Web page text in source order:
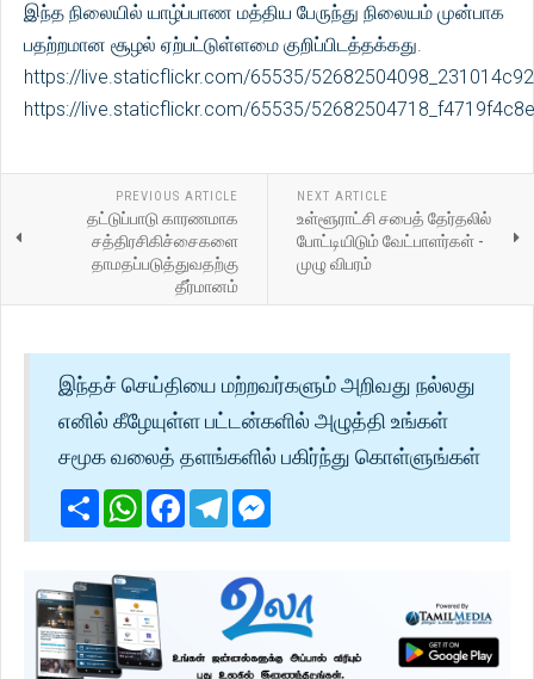
இந்த நிலையில் யாழ்ப்பாண மத்திய பேருந்து நிலையம் முன்பாக
பதற்றமான சூழல் ஏற்பட்டுள்ளமை குறிப்பிடத்தக்கது.
https://live.staticflickr.com/65535/
https://live.staticflickr.com/65535/
PREVIOUS ARTICLE
தட்டுப்பாடு காரணமாக
சத்திரசிகிச்சைகளை
தாமதப்படுத்துவதற்கு
தீர்மானம்
NEXT ARTICLE
உள்ளூராட்சி சபைத் தேர்தலில்
போட்டியிடும் வேட்பாளர்கள் -
முழு விபரம்
இந்தச் செய்தியை மற்றவர்களும் அறிவது நல்லது
எனில் கீழேயுள்ள பட்டன்களில் அழுத்தி உங்கள்
சமூக வலைத் தளங்களில் பகிர்ந்து கொள்ளுங்கள்
ShareWhatsApp
Facebook
Telegram